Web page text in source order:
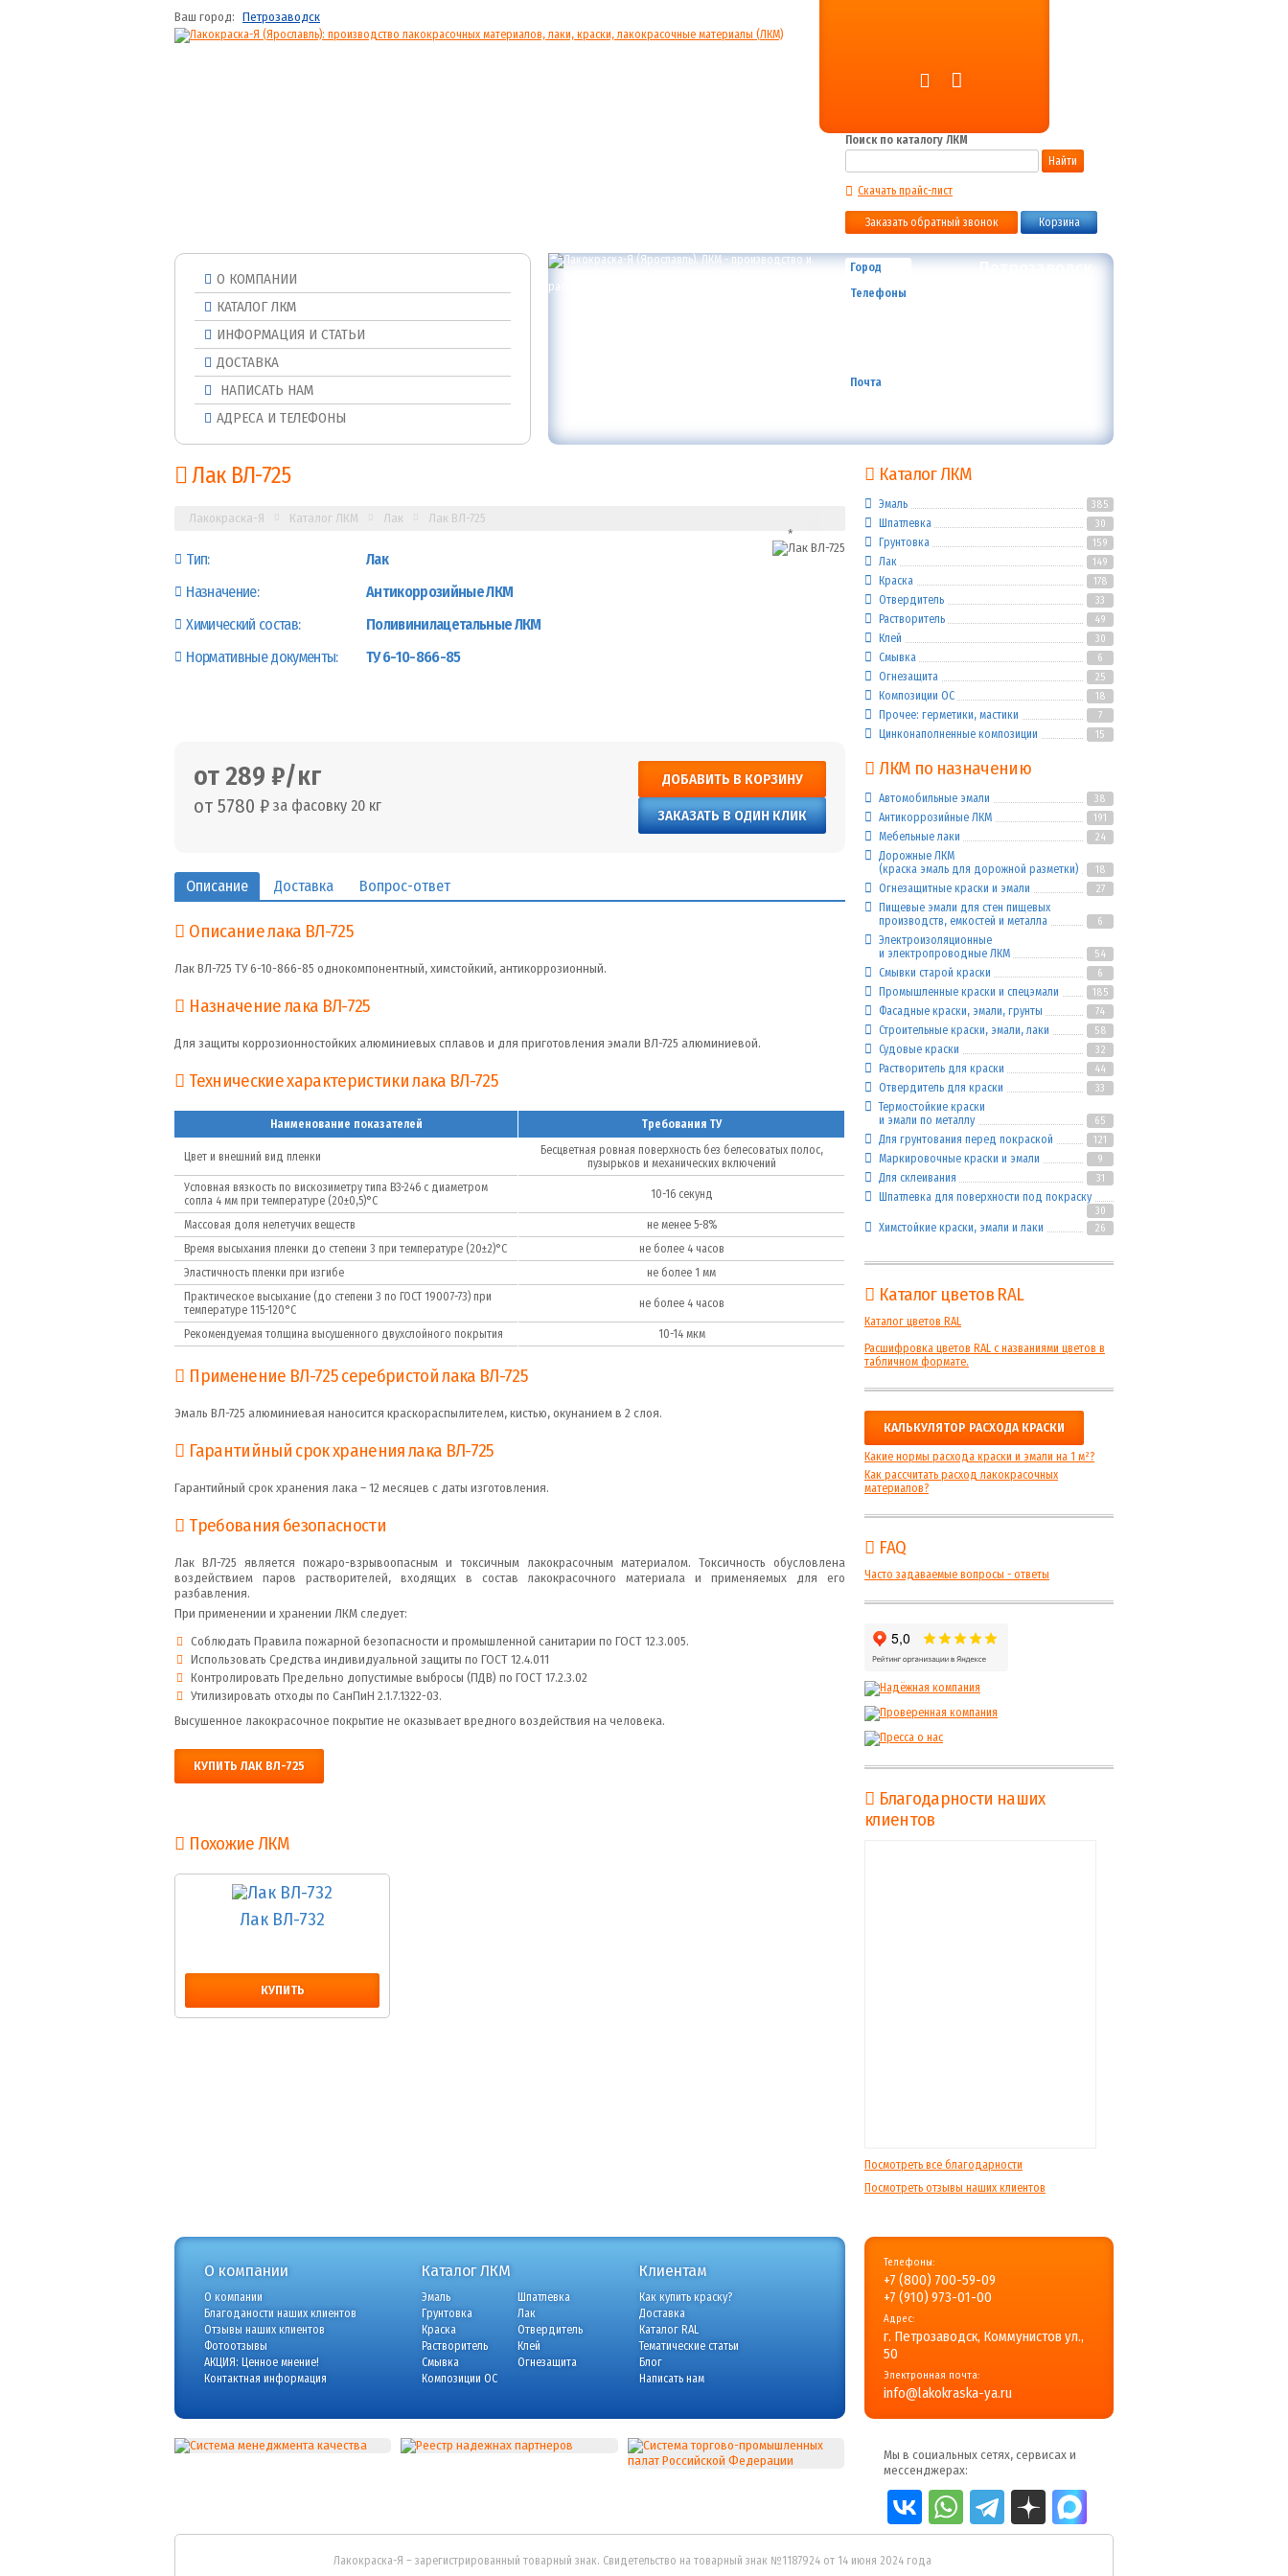
Ваш город: Петрозаводск
Поиск по каталогу ЛКМ
Найти
Скачать прайс-лист
Заказать обратный звонок Корзина
О КОМПАНИИ
КАТАЛОГ ЛКМ
ИНФОРМАЦИЯ И СТАТЬИ
ДОСТАВКА
НАПИСАТЬ НАМ
АДРЕСА И ТЕЛЕФОНЫ
Город Петрозаводск
Телефоны
Почта
Лак ВЛ-725
Лакокраска-Я Каталог ЛКМ Лак Лак ВЛ-725
Тип:
Лак
Назначение:
Антикоррозийные ЛКМ
Химический состав:
Поливинилацетальные ЛКМ
Нормативные документы:
ТУ 6-10-866-85
от 289 ₽/кг
от 5780 ₽ за фасовку 20 кг
ДОБАВИТЬ В КОРЗИНУ
ЗАКАЗАТЬ В ОДИН КЛИК
Описание Доставка Вопрос-ответ
Описание лака ВЛ-725
Лак ВЛ-725 ТУ 6-10-866-85 однокомпонентный, химстойкий, антикоррозионный.
Назначение лака ВЛ-725
Для защиты коррозионностойких алюминиевых сплавов и для приготовления эмали ВЛ-725 алюминиевой.
Технические характеристики лака ВЛ-725
Наименование показателей Требования ТУ
Цвет и внешний вид пленки
Бесцветная ровная поверхность без белесоватых полос,
пузырьков и механических включений
Условная вязкость по вискозиметру типа ВЗ-246 с диаметром
сопла 4 мм при температуре (20±0,5)°С
10-16 секунд
Массовая доля нелетучих веществ
не менее 5-8%
Время высыхания пленки до степени 3 при температуре (20±2)°С
не более 4 часов
Эластичность пленки при изгибе
не более 1 мм
Практическое высыхание (до степени 3 по ГОСТ 19007-73) при
температуре 115-120°С
не более 4 часов
Рекомендуемая толщина высушенного двухслойного покрытия 10-14 мкм
Применение ВЛ-725 серебристой лака ВЛ-725
Эмаль ВЛ-725 алюминиевая наносится краскораспылителем, кистью, окунанием в 2 слоя.
Гарантийный срок хранения лака ВЛ-725
Гарантийный срок хранения лака – 12 месяцев с даты изготовления.
Требования безопасности
Лак ВЛ-725 является пожаро-взрывоопасным и токсичным лакокрасочным материалом. Токсичность обусловлена
воздействием паров растворителей, входящих в состав лакокрасочного материала и применяемых для его
разбавления.
При применении и хранении ЛКМ следует:
Соблюдать Правила пожарной безопасности и промышленной санитарии по ГОСТ 12.3.005.
Использовать Средства индивидуальной защиты по ГОСТ 12.4.011
Контролировать Предельно допустимые выбросы (ПДВ) по ГОСТ 17.2.3.02
Утилизировать отходы по СанПиН 2.1.7.1322-03.
Высушенное лакокрасочное покрытие не оказывает вредного воздействия на человека.
КУПИТЬ ЛАК ВЛ-725
Похожие ЛКМ
Лак ВЛ-732
КУПИТЬ
Каталог ЛКМ
Эмаль 385
Шпатлевка 30
Грунтовка 159
Лак 149
Краска 178
Отвердитель 33
Растворитель 49
Клей 30
Смывка 6
Огнезащита 25
Композиции ОС 18
Прочее: герметики, мастики 7
Цинконаполненные композиции 15
ЛКМ по назначению
Автомобильные эмали 38
Антикоррозийные ЛКМ 191
Мебельные лаки 24
Дорожные ЛКМ
(краска эмаль для дорожной разметки)
18
Огнезащитные краски и эмали 27
Пищевые эмали для стен пищевых
производств, емкостей и металла
6
Электроизоляционные
и электропроводные ЛКМ
54
Смывки старой краски 6
Промышленные краски и спецэмали 185
Фасадные краски, эмали, грунты 74
Строительные краски, эмали, лаки 58
Судовые краски 32
Растворитель для краски 44
Отвердитель для краски 33
Термостойкие краски
и эмали по металлу
65
Для грунтования перед покраской 121
Маркировочные краски и эмали 9
Для склеивания 31
Шпатлевка для поверхности под покраску
30
Химстойкие краски, эмали и лаки 26
Каталог цветов RAL
Каталог цветов RAL
Расшифровка цветов RAL с названиями цветов в
табличном формате.
КАЛЬКУЛЯТОР РАСХОДА КРАСКИ
Какие нормы расхода краски и эмали на 1 м²?
Как рассчитать расход лакокрасочных
материалов?
FAQ
Часто задаваемые вопросы - ответы
Благодарности наших
клиентов
Посмотреть все благодарности
Посмотреть отзывы наших клиентов
О компании
О компании
Благоданости наших клиентов
Отзывы наших клиентов
Фотоотзывы
АКЦИЯ: Ценное мнение!
Контактная информация
Каталог ЛКМ
Эмаль
Шпатлевка
Грунтовка
Лак
Краска
Отвердитель
Растворитель
Клей
Смывка
Огнезащита
Композиции ОС
Клиентам
Как купить краску?
Доставка
Каталог RAL
Тематические статьи
Блог
Написать нам
Телефоны:
+7 (800) 700-59-09
+7 (910) 973-01-00
Адрес:
г. Петрозаводск, Коммунистов ул.,
50
Электронная почта:
info@lakokraska-ya.ru
Мы в социальных сетях, сервисах и
мессенджерах:
Лакокраска-Я – зарегистрированный товарный знак. Свидетельство на товарный знак №1187924 от 14 июня 2024 года